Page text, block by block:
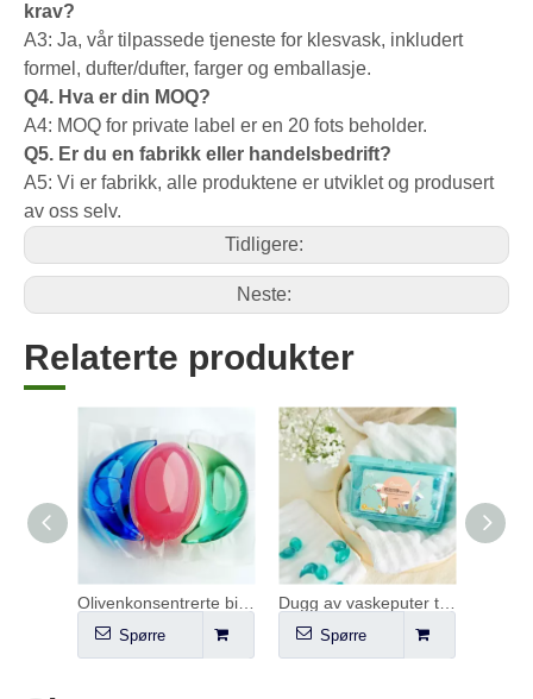
krav?
A3: Ja, vår tilpassede tjeneste for klesvask, inkludert
formel, dufter/dufter, farger og emballasje.
Q4. Hva er din MOQ?
A4: MOQ for private label er en 20 fots beholder.
Q5. Er du en fabrikk eller handelsbedrift?
A5: Vi er fabrikk, alle produktene er utviklet og produsert
av oss selv.
Tidligere:
Neste:
Relaterte produkter
Spørre Spørre